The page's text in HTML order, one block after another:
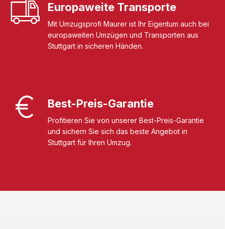
Europaweite Transporte
Mit Umzugsprofi Maurer ist Ihr Eigentum auch bei
europaweiten Umzügen und Transporten aus
Stuttgart in sicheren Händen.
Best-Preis-Garantie
Profitieren Sie von unserer Best-Preis-Garantie
und sichern Sie sich das beste Angebot in
Stuttgart für Ihren Umzug.